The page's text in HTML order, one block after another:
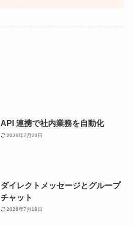
API 連携で社内業務を自動化
2026年7月23日
ダイレクトメッセージとグループ
チャット
2026年7月18日